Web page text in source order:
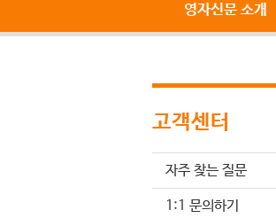
영자신문 소개
고객센터
자주 찾는 질문
1:1 문의하기